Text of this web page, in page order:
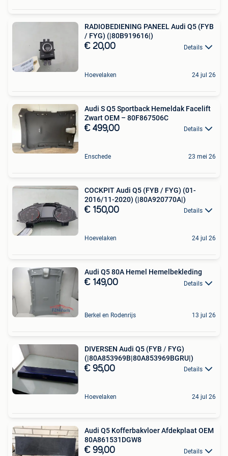
RADIOBEDIENING PANEEL Audi Q5 (FYB
/ FYG) (|80B919616|)
€ 20,00 Details
Hoevelaken 24 jul 26
Audi S Q5 Sportback Hemeldak Facelift
Zwart OEM – 80F867506C
€ 499,00 Details
Enschede 23 mei 26
COCKPIT Audi Q5 (FYB / FYG) (01-
2016/11-2020) (|80A920770A|)
€ 150,00 Details
Hoevelaken 24 jul 26
Audi Q5 80A Hemel Hemelbekleding
€ 149,00 Details
Berkel en Rodenrijs 13 jul 26
DIVERSEN Audi Q5 (FYB / FYG)
(|80A853969B|80A853969BGRU|)
€ 95,00 Details
Hoevelaken 24 jul 26
Audi Q5 Kofferbakvloer Afdekplaat OEM
80A861531DGW8
€ 99,00 Details